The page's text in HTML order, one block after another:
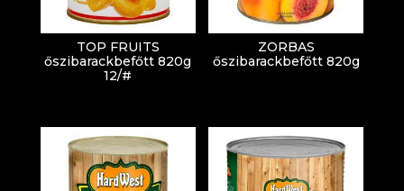
TOP FRUITS
őszibarackbefőtt 820g
12/#
ZORBAS
őszibarackbefőtt 820g